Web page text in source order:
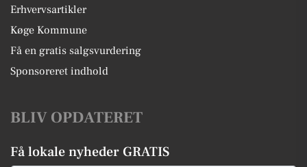
Erhvervsartikler
Køge Kommune
Få en gratis salgsvurdering
Sponsoreret indhold
BLIV OPDATERET
Få lokale nyheder GRATIS